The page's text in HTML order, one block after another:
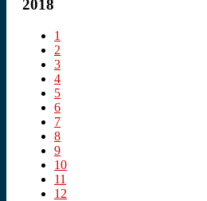
2018
1
2
3
4
5
6
7
8
9
10
11
12